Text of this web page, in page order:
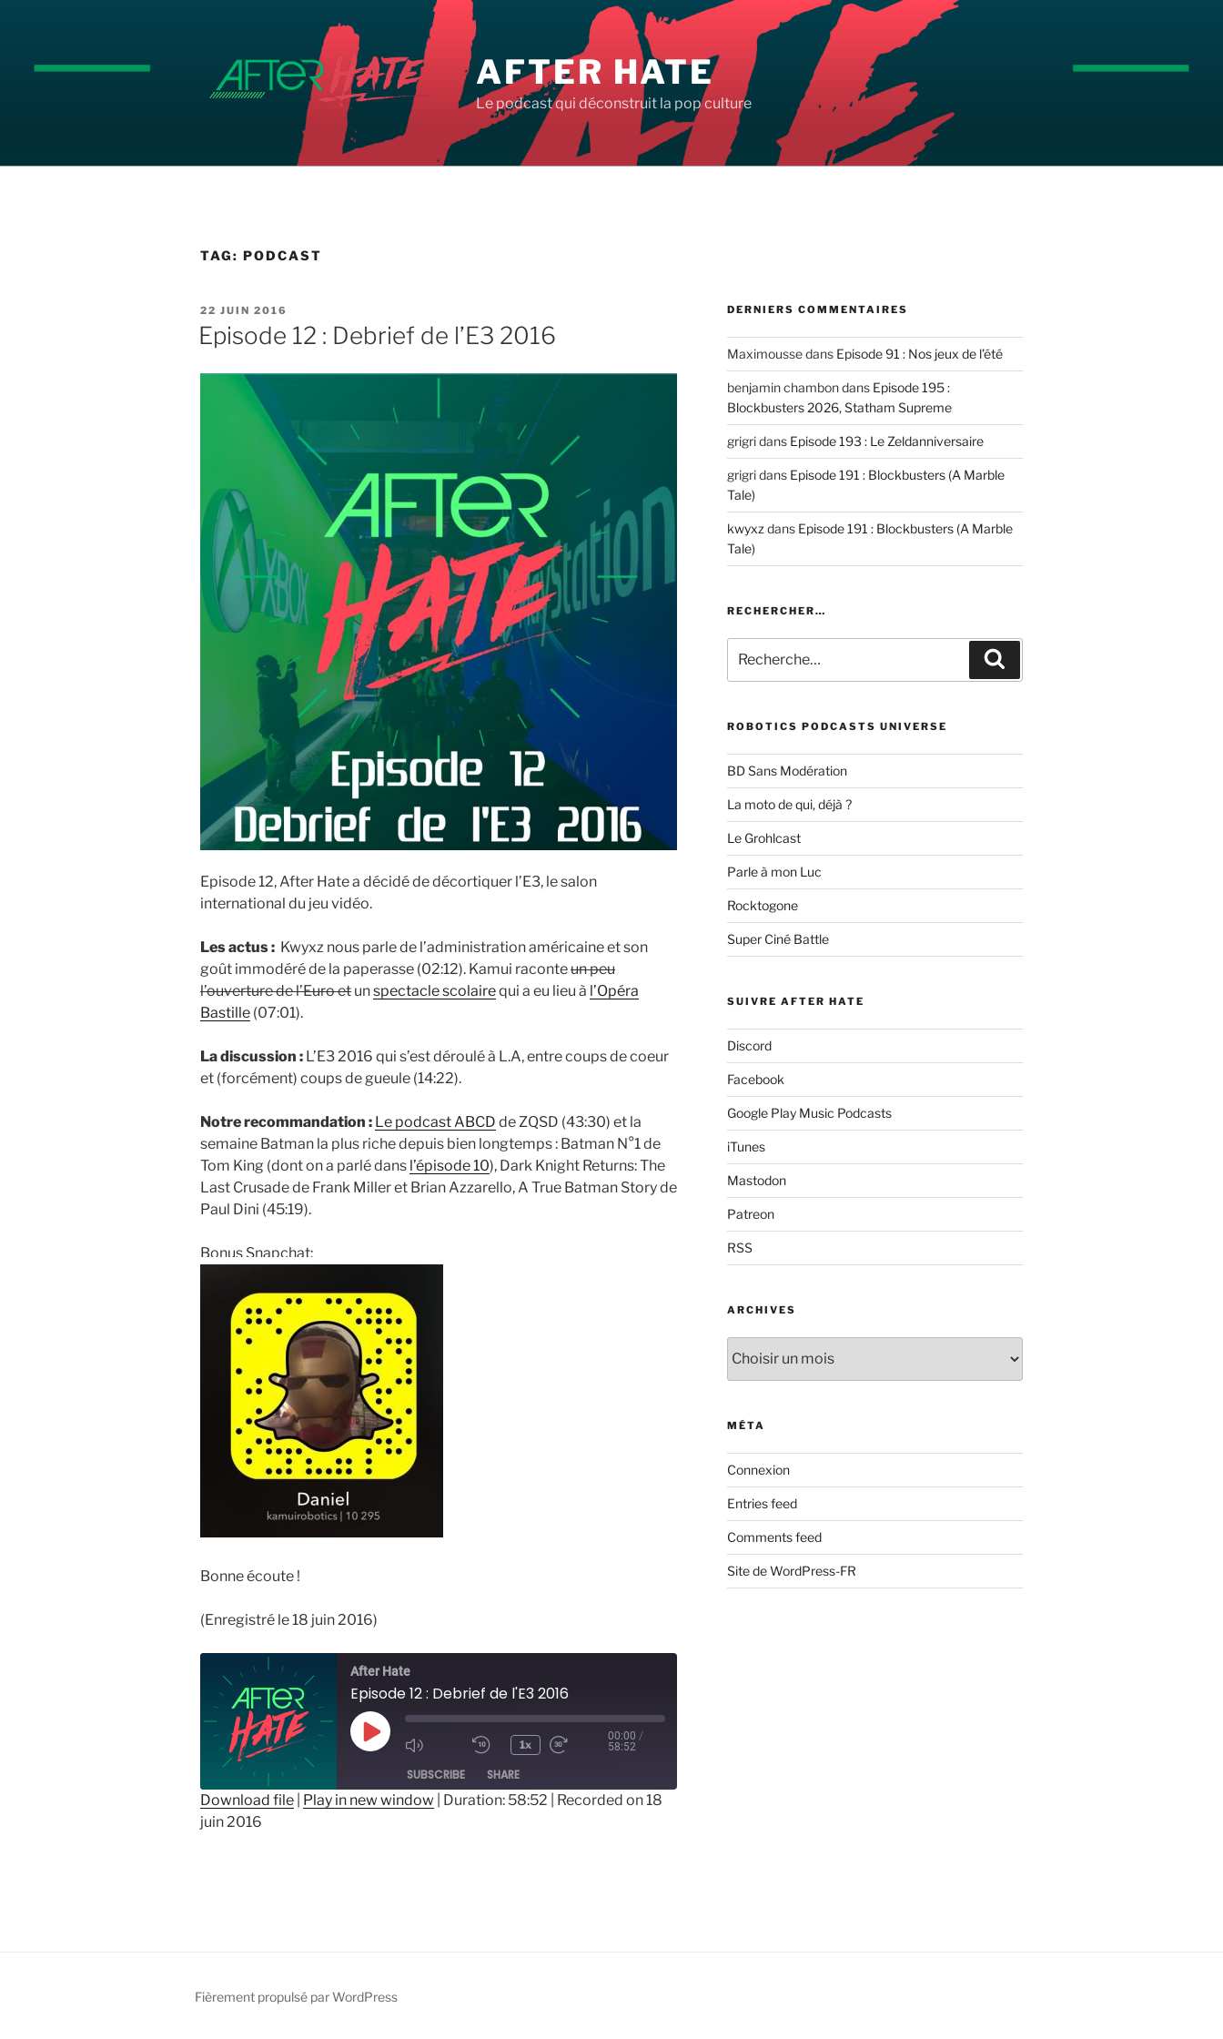
principal
AFTER HATE
Le podcast qui déconstruit la pop culture
TAG: PODCAST
PUBLIÉ
LE
22 JUIN 2016
Episode 12 : Debrief de l’E3 2016
Episode 12, After Hate a décidé de décortiquer l’E3, le salon
international du jeu vidéo.
Les actus : Kwyxz nous parle de l’administration américaine et son
goût immodéré de la paperasse (02:12). Kamui raconteun peu
l’ouverture de l’Euro et unspectacle scolairequi a eu lieu à l’Opéra
Bastille (07:01).
La discussion : L’E3 2016 qui s’est déroulé à L.A, entre coups de coeur
et (forcément) coups de gueule (14:22).
Notre recommandation : Le podcast ABCD de ZQSD (43:30) et la
semaine Batman la plus riche depuis bien longtemps : Batman N°1 de
Tom King (dont on a parlé dans l’épisode 10), Dark Knight Returns: The
Last Crusade de Frank Miller et Brian Azzarello, A True Batman Story de
Paul Dini (45:19).
Bonus Snapchat:
Bonne écoute !
(Enregistré le 18 juin 2016)
After Hate
Episode 12 : Debrief de l'E3 2016
Play
1x
00:00 /
58:52
SUBSCRIBE SHARE
SHARE
Download file Play in new window Duration: 58:52
Recorded on 18
juin 2016
DERNIERS COMMENTAIRES
Maximoussedans Episode 91 : Nos jeux de l’été
benjamin chambondans Episode 195 :
Blockbusters 2026, Statham Supreme
grigridans Episode 193 : Le Zeldanniversaire
grigridans Episode 191 : Blockbusters (A Marble
Tale)
kwyxz dans Episode 191 : Blockbusters (A Marble
Tale)
RECHERCHER…
pour
:
ROBOTICS PODCASTS UNIVERSE
BD Sans Modération
La moto de qui, déjà ?
Le Grohlcast
Parle à mon Luc
Rocktogone
Super Ciné Battle
SUIVRE AFTER HATE
Discord
Facebook
Google Play Music Podcasts
iTunes
Mastodon
Patreon
RSS
ARCHIVES
MÉTA
Connexion
Entries feed
Comments feed
Site de WordPress-FR
Fièrement propulsé par WordPress